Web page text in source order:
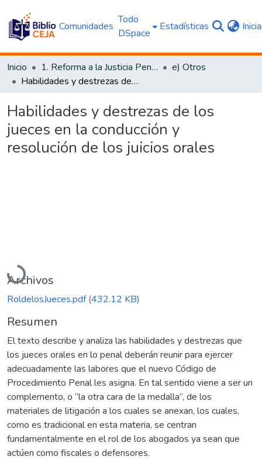
Comunidades
Todo
DSpace
Estadísticas
Inicio 1. Reforma a la Justicia Penal
e) Otros
Habilidades y destrezas de los jueces en la conducción y resolución de los juicios orales
Habilidades y destrezas de los
jueces en la conducción y
resolución de los juicios orales
Cargando...
Archivos
RoldelosJueces.pdf(432.12 KB)
Resumen
El texto describe y analiza las habilidades y destrezas que
los jueces orales en lo penal deberán reunir para ejercer
adecuadamente las labores que el nuevo Código de
Procedimiento Penal les asigna. En tal sentido viene a ser un
complemento, o “la otra cara de la medalla”, de los
materiales de litigación a los cuales se anexan, los cuales,
como es tradicional en esta materia, se centran
fundamentalmente en el rol de los abogados ya sean que
actúen como fiscales o defensores.